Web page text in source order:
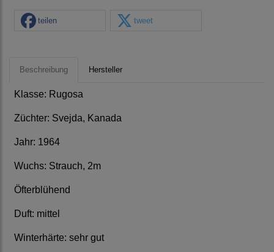
teilen tweet
Beschreibung Hersteller
Klasse: Rugosa
Züchter: Svejda, Kanada
Jahr: 1964
Wuchs: Strauch, 2m
Öfterblühend
Duft: mittel
Winterhärte: sehr gut